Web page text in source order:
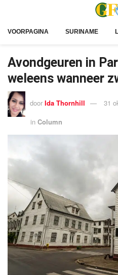
VOORPAGINA SURINAME
Avondgeuren in
weleens wanneer
door Ida Thornhill
31
in Column